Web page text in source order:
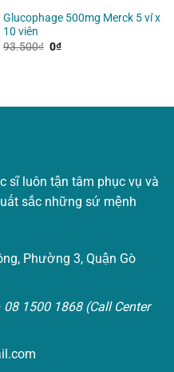
Glucophage 500mg Merck 5 vỉ x
10 viên
93.500₫ Giá
0₫Giá
sĩ luôn tận tâm phục vụ và
sắc những sứ mệnh
Phường 3, Quận Gò
08 1500 1868 (Call Center